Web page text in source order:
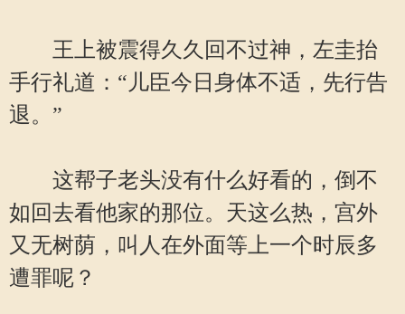
王上被震得久久回不过神，左圭抬
手行礼道：“儿臣今日身体不适，先行告
退。”
这帮子老头没有什么好看的，倒不
如回去看他家的那位。天这么热，宫外
又无树荫，叫人在外面等上一个时辰多
遭罪呢？